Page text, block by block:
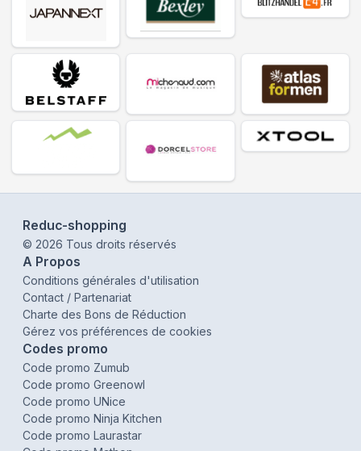
Reduc-shopping
© 2026 Tous droits réservés
A Propos
Conditions générales d'utilisation
Contact / Partenariat
Charte des Bons de Réduction
Gérez vos préférences de cookies
Codes promo
Code promo Zumub
Code promo Greenowl
Code promo UNice
Code promo Ninja Kitchen
Code promo Laurastar